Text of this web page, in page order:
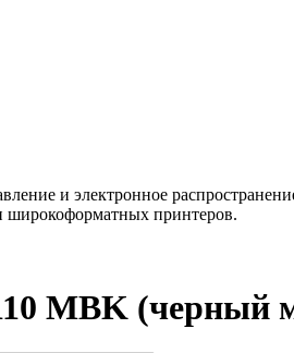
и электронное
принтеров.
MBK (черный